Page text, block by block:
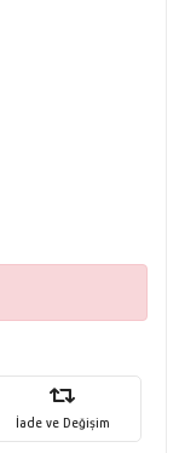
İade ve Değişim